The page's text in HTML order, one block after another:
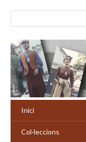
Inici
Col·leccions